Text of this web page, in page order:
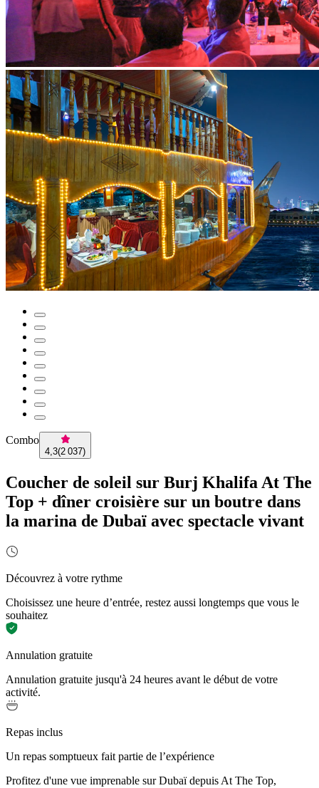
Combo
4,3(2 037)
Coucher de soleil sur Burj Khalifa At The
Top + dîner croisière sur un boutre dans
la marina de Dubaï avec spectacle vivant
Découvrez à votre rythme
Choisissez une heure d’entrée, restez aussi longtemps que vous le
souhaitez
Annulation gratuite
Annulation gratuite jusqu'à 24 heures avant le début de votre
activité.
Repas inclus
Un repas somptueux fait partie de l’expérience
Profitez d'une vue imprenable sur Dubaï depuis At The Top,